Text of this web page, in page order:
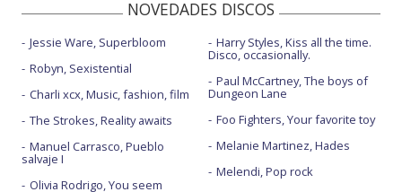
NOVEDADES DISCOS
Jessie Ware, Superbloom
Robyn, Sexistential
Charli xcx, Music, fashion, film
The Strokes, Reality awaits
Manuel Carrasco, Pueblo
salvaje I
Olivia Rodrigo, You seem
Harry Styles, Kiss all the time.
Disco, occasionally.
Paul McCartney, The boys of
Dungeon Lane
Foo Fighters, Your favorite toy
Melanie Martinez, Hades
Melendi, Pop rock